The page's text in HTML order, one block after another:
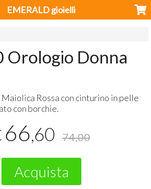
EMERALD gioielli
Orologio Donna
Maiolica Rossa con cinturino in pelle
con borchie.
66,60 74,00
Acquista